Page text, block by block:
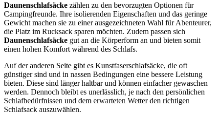
Daunenschlafsäcke zählen zu den bevorzugten Optionen für
Campingfreunde. Ihre isolierenden Eigenschaften und das geringe
Gewicht machen sie zu einer ausgezeichneten Wahl für Abenteurer,
die Platz im Rucksack sparen möchten. Zudem passen sich
Daunenschlafsäcke gut an die Körperform an und bieten somit
einen hohen Komfort während des Schlafs.
Auf der anderen Seite gibt es Kunstfaserschlafsäcke, die oft
günstiger sind und in nassen Bedingungen eine bessere Leistung
bieten. Diese sind länger haltbar und können einfacher gewaschen
werden. Dennoch bleibt es unerlässlich, je nach den persönlichen
Schlafbedürfnissen und dem erwarteten Wetter den richtigen
Schlafsack auszuwählen.